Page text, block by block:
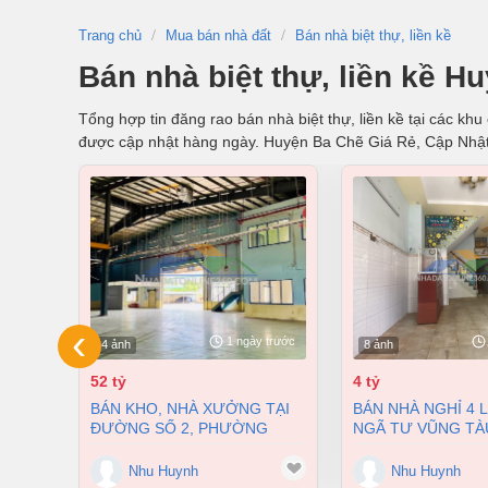
Trang chủ Mua bán nhà đất Bán nhà biệt thự, liền kề
Bán nhà biệt thự, liền kề
Tổng hợp tin đăng rao bán nhà biệt thự, liền kề tại các
được cập nhật hàng ngày. Huyện Ba Chẽ Giá Rẻ, Cập
4 ảnh 1 ngày trước
52 tỷ
BÁN KHO, NHÀ XƯỞNG TẠI
ĐƯỜNG SỐ 2, PHƯỜNG
BIÊN HÒA, ĐỒNG NAI GIÁ 52
Nhu Huynh
8 ảnh
4 tỷ
BÁN NHÀ NGHỈ 4 LẦU NGAY
NGÃ TƯ VŨNG
ĐỒNG NAI GIÁ
Nhu Huynh
‹